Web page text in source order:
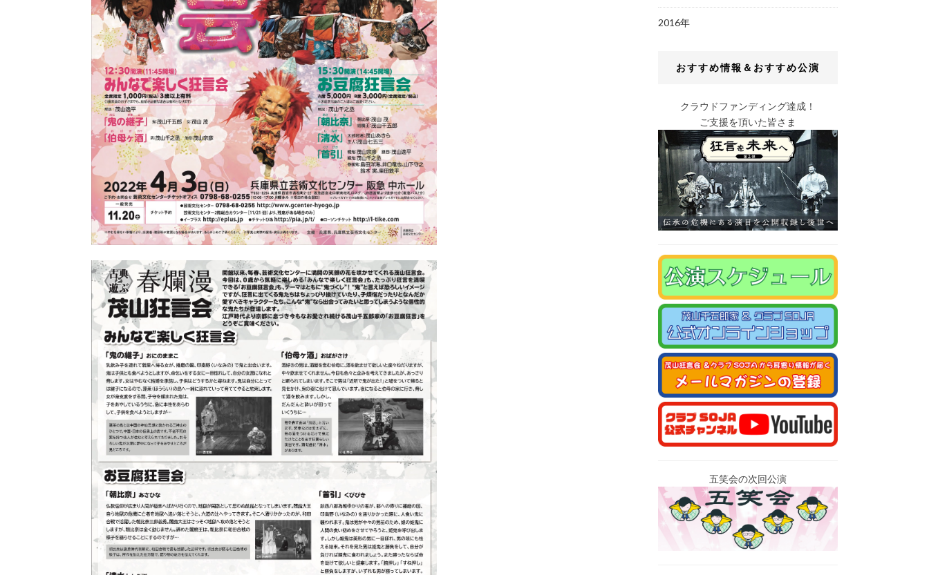
2016年
おすすめ情報＆おすすめ公演
クラウドファンディング達成！
ご支援を頂いた皆さま
五笑会の次回公演